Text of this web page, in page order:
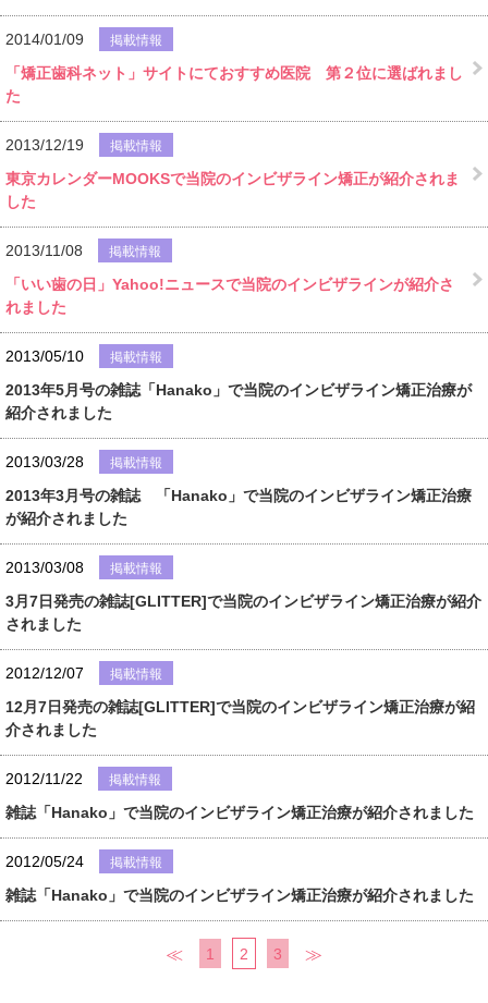
2014/01/09 掲載情報
「矯正歯科ネット」サイトにておすすめ医院 第２位に選ばれまし
た
2013/12/19 掲載情報
東京カレンダーMOOKSで当院のインビザライン矯正が紹介されま
した
2013/11/08 掲載情報
「いい歯の日」Yahoo!ニュースで当院のインビザラインが紹介さ
れました
2013/05/10 掲載情報
2013年5月号の雑誌「Hanako」で当院のインビザライン矯正治療が
紹介されました
2013/03/28 掲載情報
2013年3月号の雑誌 「Hanako」で当院のインビザライン矯正治療
が紹介されました
2013/03/08 掲載情報
3月7日発売の雑誌[GLITTER]で当院のインビザライン矯正治療が紹介
されました
2012/12/07 掲載情報
12月7日発売の雑誌[GLITTER]で当院のインビザライン矯正治療が紹
介されました
2012/11/22 掲載情報
雑誌「Hanako」で当院のインビザライン矯正治療が紹介されました
2012/05/24 掲載情報
雑誌「Hanako」で当院のインビザライン矯正治療が紹介されました
≪ 1 2 3 ≫